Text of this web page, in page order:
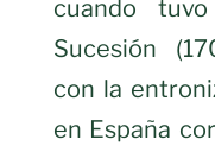
cuando
Sucesión
con la
en España